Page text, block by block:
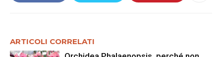
ARTICOLI CORRELATI